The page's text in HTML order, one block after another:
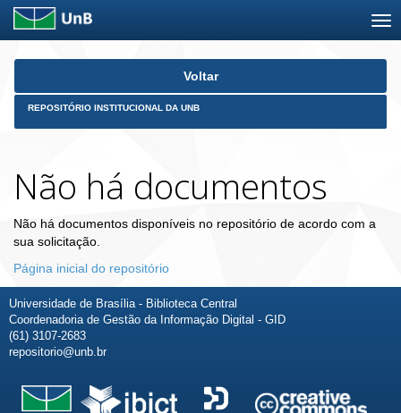
Skip
Voltar
REPOSITÓRIO INSTITUCIONAL DA UNB
Não há documentos
Não há documentos disponíveis no repositório de acordo com a
sua solicitação.
Página inicial do repositório
Universidade de Brasília - Biblioteca Central
Coordenadoria de Gestão da Informação Digital - GID
(61) 3107-2683
repositorio@unb.br